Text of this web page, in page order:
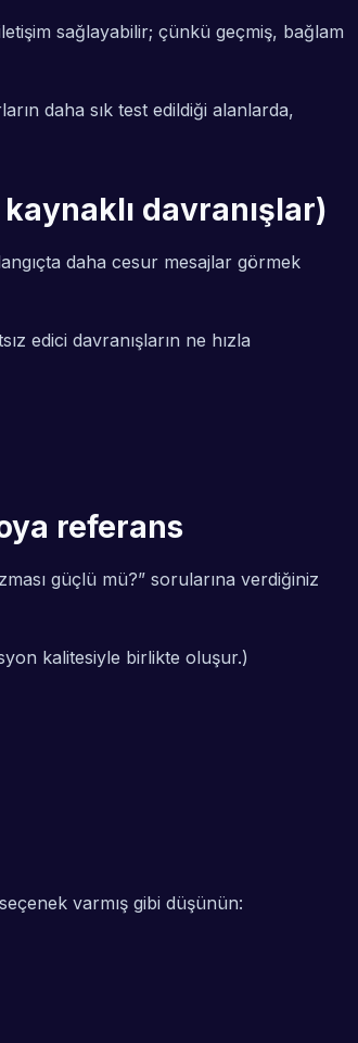
sağlayabilir; çünkü geçmiş, bağlam
daha sık test edildiği alanlarda,
davranışlar)
daha cesur mesajlar görmek
edici davranışların ne hızla
referans
güçlü mü?” sorularına verdiğiniz
kalitesiyle birlikte oluşur.)
varmış gibi düşünün: